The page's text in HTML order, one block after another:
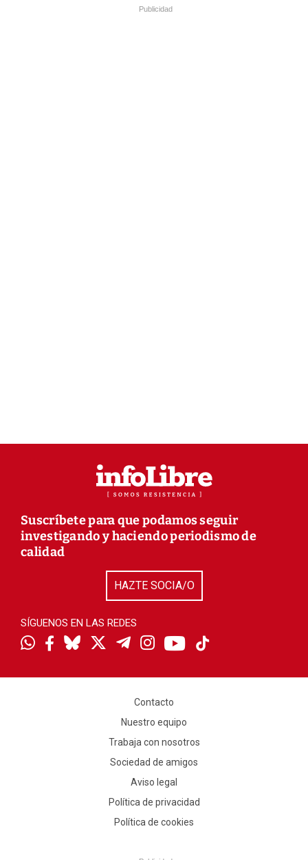
Publicidad
Suscríbete para que podamos seguir
investigando y haciendo periodismo de
calidad
HAZTE SOCIA/O
SÍGUENOS EN LAS REDES
Contacto
Nuestro equipo
Trabaja con nosotros
Sociedad de amigos
Aviso legal
Política de privacidad
Política de cookies